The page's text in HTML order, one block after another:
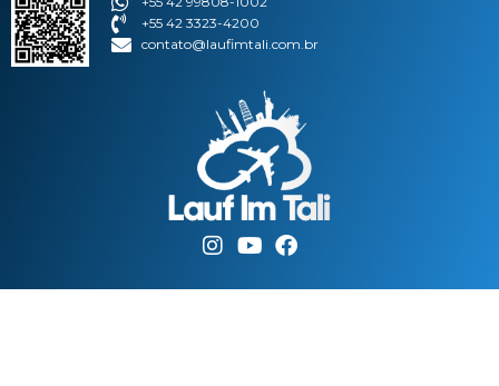
+55 42 3323-4200
contato@laufimtali.com.br